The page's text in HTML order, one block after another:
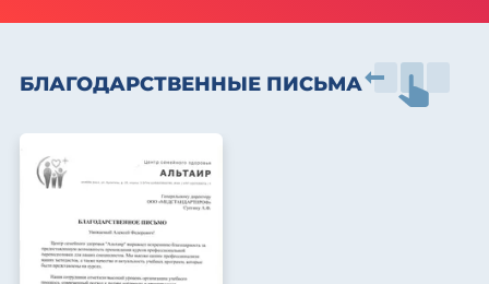
БЛАГОДАРСТВЕННЫЕ ПИСЬМА